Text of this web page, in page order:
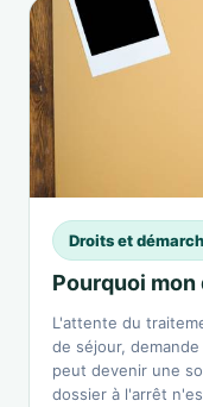
Droits et
Pourquoi
L'attente du
de séjour,
peut devenir une
dossier à l'arrêt